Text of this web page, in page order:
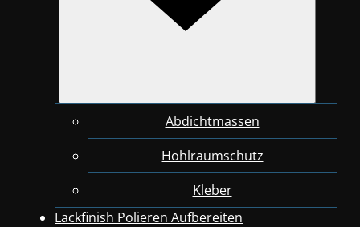
Abdichtmassen
Hohlraumschutz
Kleber
Lackfinish Polieren Aufbereiten